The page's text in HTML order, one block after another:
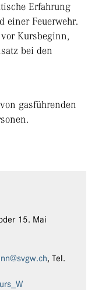
Erfahrung
einer Feuerwehr.
Kursbeginn,
bei den
gasführenden
15. Mai
, Tel.